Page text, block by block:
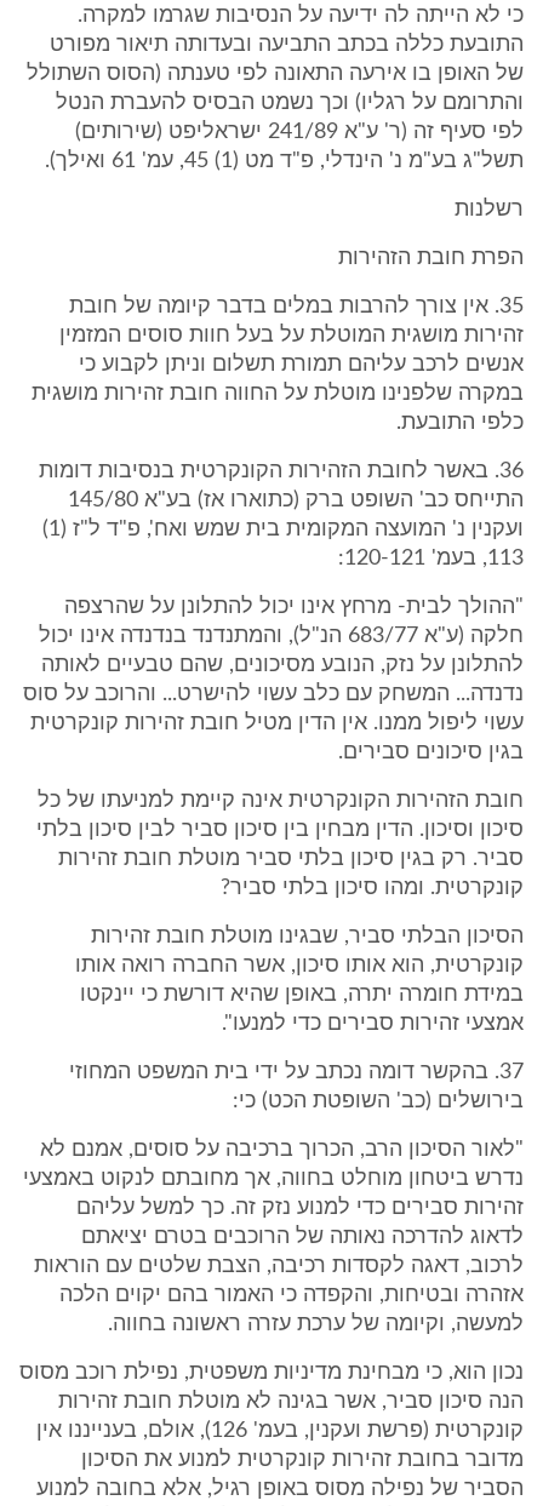
כי לא הייתה לה ידיעה על הנסיבות שגרמו למקרה.
התובעת כללה בכתב התביעה ובעדותה תיאור מפורט
של האופן בו אירעה התאונה לפי טענתה (הסוס השתולל
והתרומם על רגליו) וכך נשמט הבסיס להעברת הנטל
לפי סעיף זה (ר' ע"א 241/89 ישראליפט (שירותים)
תשל"ג בע"מ נ' הינדלי, פ"ד מט (1) 45, עמ' 61 ואילך).
רשלנות
הפרת חובת הזהירות
35. אין צורך להרבות במלים בדבר קיומה של חובת
זהירות מושגית המוטלת על בעל חוות סוסים המזמין
אנשים לרכב עליהם תמורת תשלום וניתן לקבוע כי
במקרה שלפנינו מוטלת על החווה חובת זהירות מושגית
כלפי התובעת.
36. באשר לחובת הזהירות הקונקרטית בנסיבות דומות
התייחס כב' השופט ברק (כתוארו אז) בע"א 145/80
ועקנין נ' המועצה המקומית בית שמש ואח', פ"ד ל"ז (1)
113, בעמ' 120-121:
"ההולך לבית- מרחץ אינו יכול להתלונן על שהרצפה
חלקה (ע"א 683/77 הנ"ל), והמתנדנד בנדנדה אינו יכול
להתלונן על נזק, הנובע מסיכונים, שהם טבעיים לאותה
נדנדה... המשחק עם כלב עשוי להישרט... והרוכב על סוס
עשוי ליפול ממנו. אין הדין מטיל חובת זהירות קונקרטית
בגין סיכונים סבירים.
חובת הזהירות הקונקרטית אינה קיימת למניעתו של כל
סיכון וסיכון. הדין מבחין בין סיכון סביר לבין סיכון בלתי
סביר. רק בגין סיכון בלתי סביר מוטלת חובת זהירות
קונקרטית. ומהו סיכון בלתי סביר?
הסיכון הבלתי סביר, שבגינו מוטלת חובת זהירות
קונקרטית, הוא אותו סיכון, אשר החברה רואה אותו
במידת חומרה יתרה, באופן שהיא דורשת כי יינקטו
אמצעי זהירות סבירים כדי למנעו".
37. בהקשר דומה נכתב על ידי בית המשפט המחוזי
בירושלים (כב' השופטת הכט) כי:
"לאור הסיכון הרב, הכרוך ברכיבה על סוסים, אמנם לא
נדרש ביטחון מוחלט בחווה, אך מחובתם לנקוט באמצעי
זהירות סבירים כדי למנוע נזק זה. כך למשל עליהם
לדאוג להדרכה נאותה של הרוכבים בטרם יציאתם
לרכוב, דאגה לקסדות רכיבה, הצבת שלטים עם הוראות
אזהרה ובטיחות, והקפדה כי האמור בהם יקוים הלכה
למעשה, וקיומה של ערכת עזרה ראשונה בחווה.
נכון הוא, כי מבחינת מדיניות משפטית, נפילת רוכב מסוס
הנה סיכון סביר, אשר בגינה לא מוטלת חובת זהירות
קונקרטית (פרשת ועקנין, בעמ' 126), אולם, בענייננו אין
מדובר בחובת זהירות קונקרטית למנוע את הסיכון
הסביר של נפילה מסוס באופן רגיל, אלא בחובה למנוע